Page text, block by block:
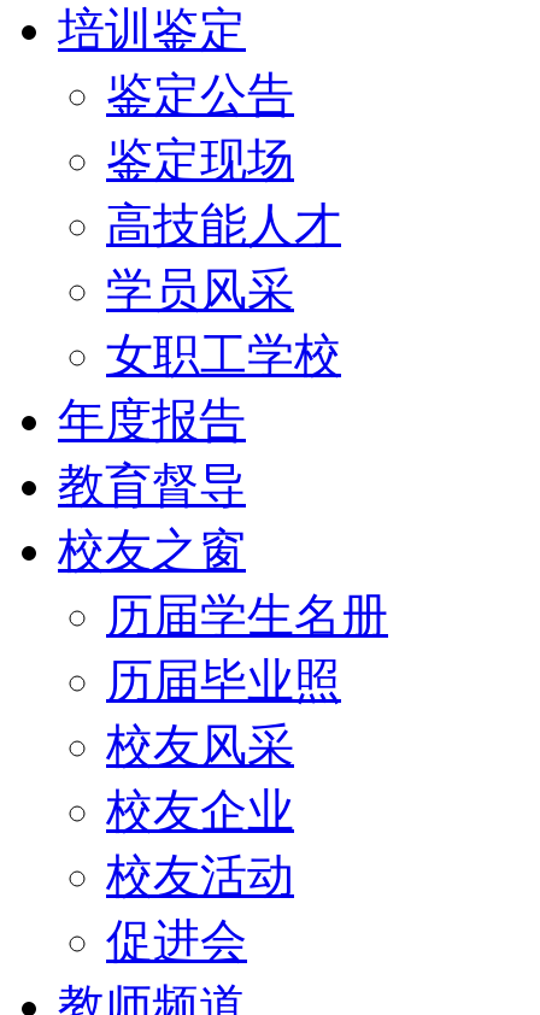
培训鉴定
鉴定公告
鉴定现场
高技能人才
学员风采
女职工学校
年度报告
教育督导
校友之窗
历届学生名册
历届毕业照
校友风采
校友企业
校友活动
促进会